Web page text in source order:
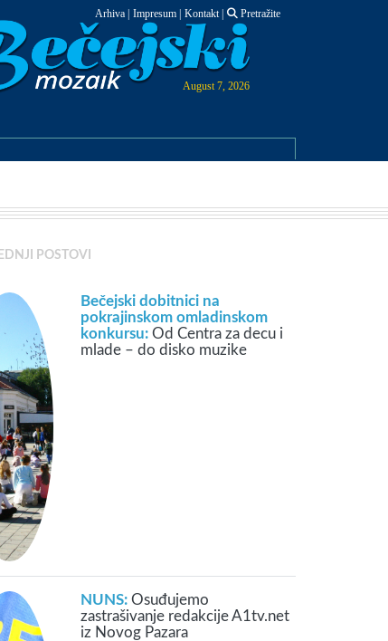
Arhiva Impresum Kontakt| Pretražite
August 7, 2026
POSTOVI
Bečejski dobitnici na
pokrajinskom omladinskom
konkursu: Od Centra za decu i
mlade – do disko muzike
NUNS: Osuđujemo
zastrašivanje redakcije A1tv.net
iz Novog Pazara